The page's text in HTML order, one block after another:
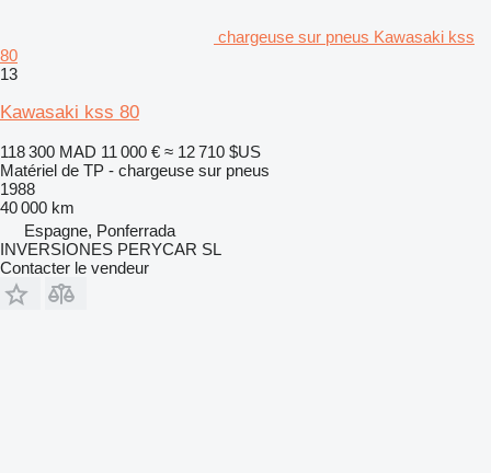
chargeuse sur pneus Kawasaki kss
80
13
Kawasaki kss 80
118 300 MAD 11 000 € ≈ 12 710 $US
Matériel de TP - chargeuse sur pneus
1988
40 000 km
Espagne, Ponferrada
INVERSIONES PERYCAR SL
Contacter le vendeur